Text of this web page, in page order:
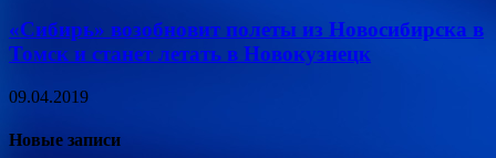
«Сибирь» возобновит полеты из Новосибирска в
Томск и станет летать в Новокузнецк
09.04.2019
Новые записи